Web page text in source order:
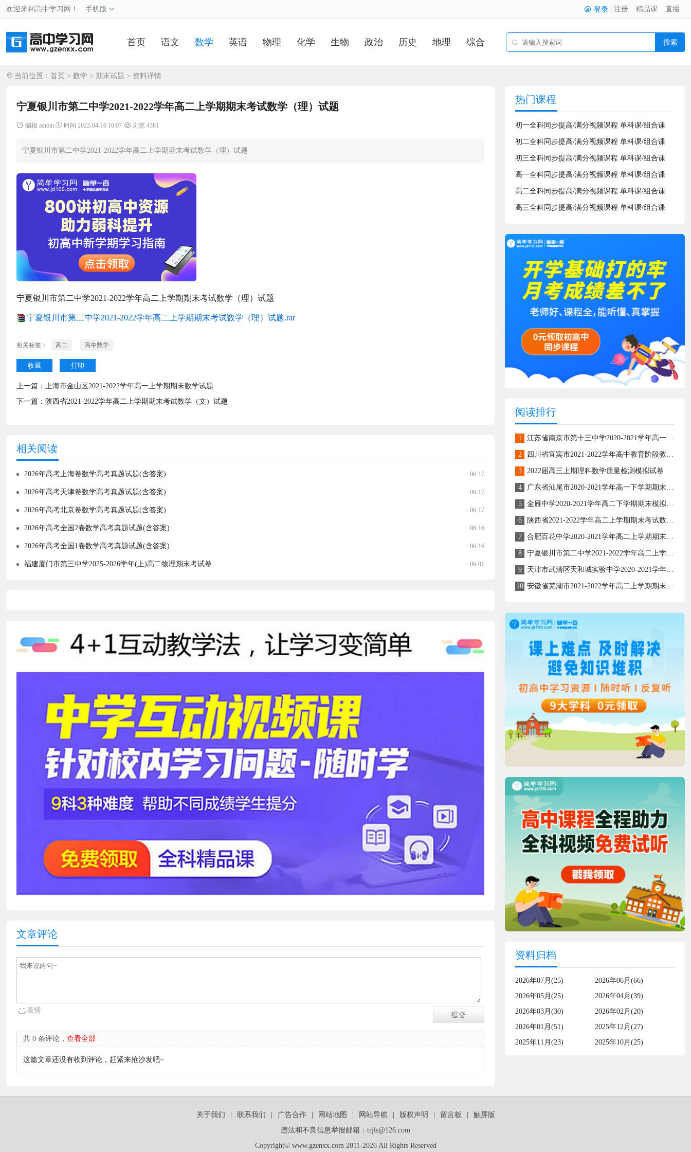
欢迎来到高中学习网！ 手机版 登录 注册 精品课 直播
首页 语文 数学 英语 物理 化学 生物 政治 历史 地理 综合 搜索
当前位置： 首页 > 数学 > 期末试题 > 资料详情
宁夏银川市第二中学2021-2022学年高二上学期期末考试数学（理）试题
编辑 admin 时间 2022-04-16 10:07 浏览 4381
宁夏银川市第二中学2021-2022学年高二上学期期末考试数学（理）试题
宁夏银川市第二中学2021-2022学年高二上学期期末考试数学（理）试题
宁夏银川市第二中学2021-2022学年高二上学期期末考试数学（理）试题.rar
相关标签： 高二 高中数学
收藏 打印
上一篇： 上海市金山区2021-2022学年高一上学期期末数学试题
下一篇： 陕西省2021-2022学年高二上学期期末考试数学（文）试题
相关阅读
06-17
2026年高考上海卷数学高考真题试题(含答案)
06-17
2026年高考天津卷数学高考真题试题(含答案)
06-17
2026年高考北京卷数学高考真题试题(含答案)
06-16
2026年高考全国2卷数学高考真题试题(含答案)
06-16
2026年高考全国1卷数学高考真题试题(含答案)
06-01
福建厦门市第三中学2025-2026学年(上)高二物理期末考试卷
文章评论
表情
共 0 条评论， 查看全部
这篇文章还没有收到评论，赶紧来抢沙发吧~
热门课程
初一全科同步提高/满分视频课程 单科课/组合课
初二全科同步提高/满分视频课程 单科课/组合课
初三全科同步提高/满分视频课程 单科课/组合课
高一全科同步提高/满分视频课程 单科课/组合课
高二全科同步提高/满分视频课程 单科课/组合课
高三全科同步提高/满分视频课程 单科课/组合课
阅读排行
1 江苏省南京市第十三中学2020-2021学年高一上学期期末模拟检测数学试题
2 四川省宜宾市2021-2022学年高中教育阶段教学质量监测高一上学期数学试题
3 2022届高三上期理科数学质量检测模拟试卷
4 广东省汕尾市2020-2021学年高一下学期期末考试数学试题
5 金雁中学2020-2021学年高二下学期期末模拟理科数学试题
6 陕西省2021-2022学年高二上学期期末考试数学（文）试题
7 合肥百花中学2020-2021学年高二上学期期末考试文科数学试题
8 宁夏银川市第二中学2021-2022学年高二上学期期末考试数学（理）试题
9 天津市武清区天和城实验中学2020-2021学年高二下学期数学期末复习题
10 安徽省芜湖市2021-2022学年高二上学期期末考试数学试卷
资料归档
2026年07月(25)
2026年06月(66)
2026年05月(25)
2026年04月(39)
2026年03月(30)
2026年02月(20)
2026年01月(51)
2025年12月(27)
2025年11月(23)
2025年10月(25)
关于我们 联系我们 广告合作 网站地图 网站导航 版权声明 留言板
触屏版
违法和不良信息举报邮箱：trjls@126.com
Copyright© www.gzenxx.com 2011-2026 All Rights Reserved